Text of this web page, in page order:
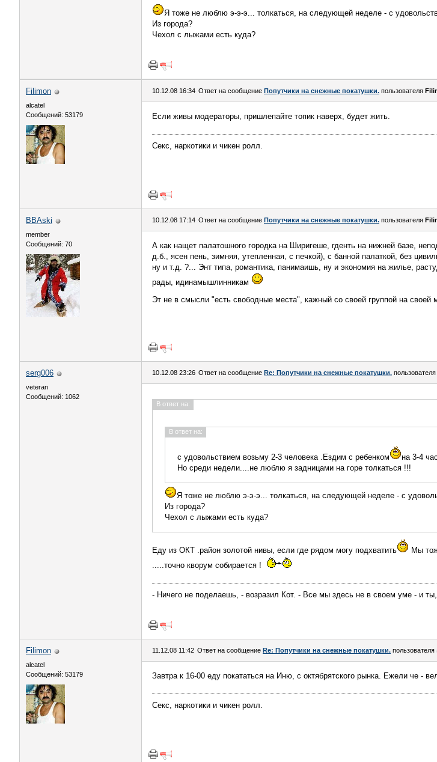
Я тоже не люблю э-э-э... толкаться, на следующей неделе - с
Из города?
Чехол с лыжами есть куда?
Filimon
alcatel
Сообщений: 53179
10.12.08 16:34 Ответ на сообщение Попутчики на снежные покатушки. пользователя
Если живы модераторы, пришлепайте топик наверх, будет жить.
Секс, наркотики и чикен ролл.
BBAski
member
Сообщений: 70
10.12.08 17:14 Ответ на сообщение Попутчики на снежные покатушки. пользователя
А как нащет палатошного городка на Ширигеше, гденть на нижней базе,
д.б., ясен пень, зимняя, утепленная, с печкой), с банной палаткой, без
ну и т.д. ?... Энт типа, романтика, панимаишь, ну и экономия на жилье,
рады, идинамышлинникам
Эт не в смысли "есть свободные места", кажный со своей группой на
serg006
veteran
Сообщений: 1062
10.12.08 23:26 Ответ на сообщение Re: Попутчики на снежные покатушки. пользователя
В ответ на:
В ответ на:
с удовольствием возьму 2-3 человека .Ездим с ребенком
на 3-4
Но среди недели....не люблю я задницами на горе толкаться !!!
Я тоже не люблю э-э-э... толкаться, на следующей неделе - с
Из города?
Чехол с лыжами есть куда?
Еду из ОКТ .район золотой нивы, если где рядом могу подхватить
Мы
.....точно кворум собирается !
- Ничего не поделаешь, - возразил Кот. - Все мы здесь не в своем уме - и
Filimon
alcatel
Сообщений: 53179
11.12.08 11:42 Ответ на сообщение Re: Попутчики на снежные покатушки. пользователя
Завтра к 16-00 еду покататься на Иню, с октябрятского рынка. Ежели че -
Секс, наркотики и чикен ролл.